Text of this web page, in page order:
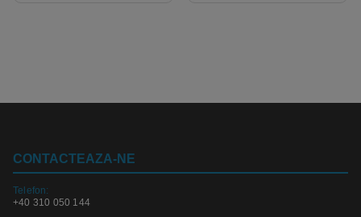
CONTACTEAZA-NE
Telefon:
+40 310 050 144